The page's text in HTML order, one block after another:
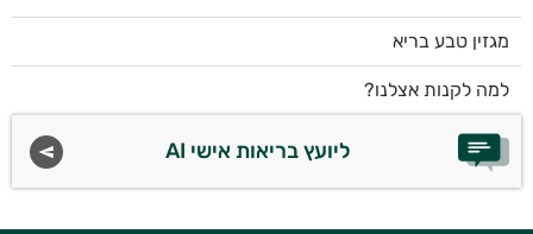
מגזין טבע בריא
למה לקנות אצלנו?
ליועץ בריאות אישי AI